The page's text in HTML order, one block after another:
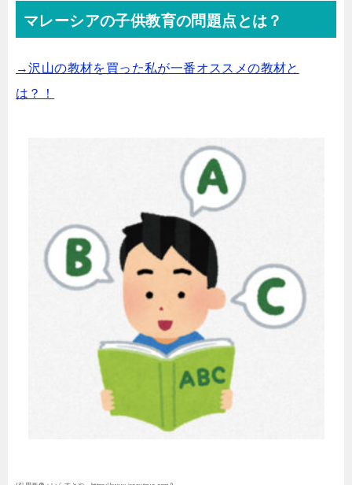
マレーシアの子供教育の問題点とは？
→沢山の教材を買った私が一番オススメの教材と
は？！